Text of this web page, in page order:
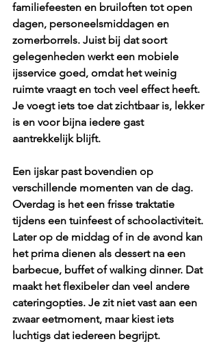
familiefeesten en bruiloften tot open
dagen, personeelsmiddagen en
zomerborrels. Juist bij dat soort
gelegenheden werkt een mobiele
ijsservice goed, omdat het weinig
ruimte vraagt en toch veel effect heeft.
Je voegt iets toe dat zichtbaar is, lekker
is en voor bijna iedere gast
aantrekkelijk blijft.
Een ijskar past bovendien op
verschillende momenten van de dag.
Overdag is het een frisse traktatie
tijdens een tuinfeest of schoolactiviteit.
Later op de middag of in de avond kan
het prima dienen als dessert na een
barbecue, buffet of walking dinner. Dat
maakt het flexibeler dan veel andere
cateringopties. Je zit niet vast aan een
zwaar eetmoment, maar kiest iets
luchtigs dat iedereen begrijpt.